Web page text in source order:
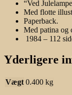
“Ved
Med flotte
Paperback.
Med patina og
1984 – 112
Yderligere
Vægt 0.400 kg